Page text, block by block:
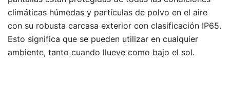
climáticas húmedas y partículas de polvo en el aire
con su robusta carcasa exterior con clasificación IP65.
Esto significa que se pueden utilizar en cualquier
ambiente, tanto cuando llueve como bajo el sol.